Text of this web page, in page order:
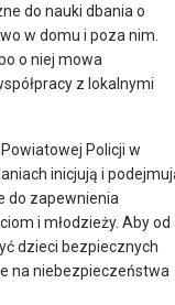
do nauki dbania o
w domu i poza nim.
o niej mowa
z lokalnymi
Policji w
inicjują i
do zapewnienia
i młodzieży. Aby od
dzieci bezpiecznych
na niebezpieczeństwa